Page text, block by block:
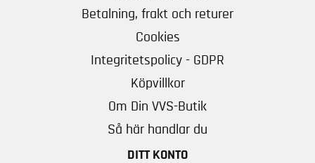
Betalning, frakt och returer
Cookies
Integritetspolicy - GDPR
Köpvillkor
Om Din VVS-Butik
Så här handlar du
DITT KONTO